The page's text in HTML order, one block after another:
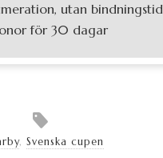
utan bindningstid
för 30 dagar
, Svenska cupen